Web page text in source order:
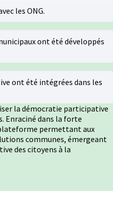
les ONG.
ont été développés
ont été intégrées dans les
la démocratie participative
Enraciné dans la forte
permettant aux
communes, émergeant
des citoyens à la